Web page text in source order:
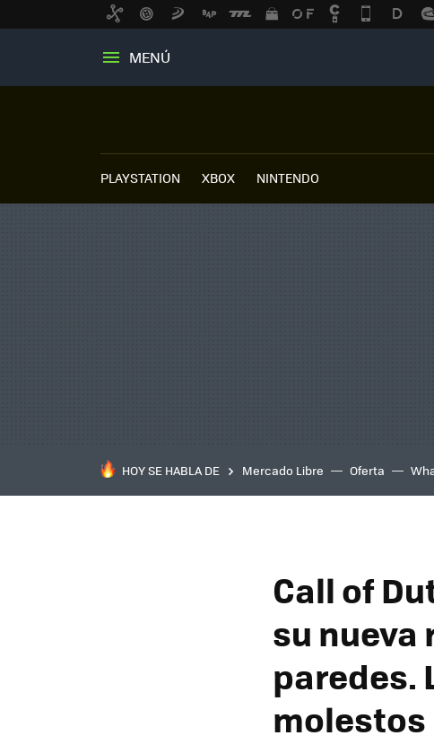
MENÚ
PLAYSTATION XBOX NINTENDO
HOY SE HABLA DE Mercado Libre Oferta
Call of
su
paredes.
molestos